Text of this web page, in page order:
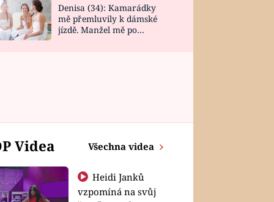
Denisa (34): Kamarádky
mě přemluvily k dámské
jízdě. Manžel mě po
Videa Všechna videa
Heidi Janků
vzpomíná na svůj